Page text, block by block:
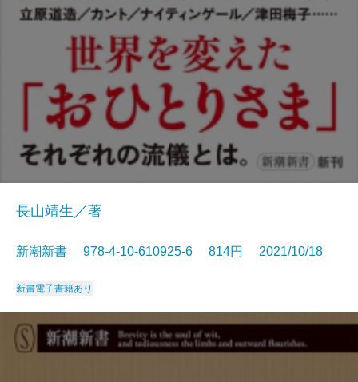
長山靖生／著
新潮新書 978-4-10-610925-6 814円 2021/10/18
新書電子書籍あり